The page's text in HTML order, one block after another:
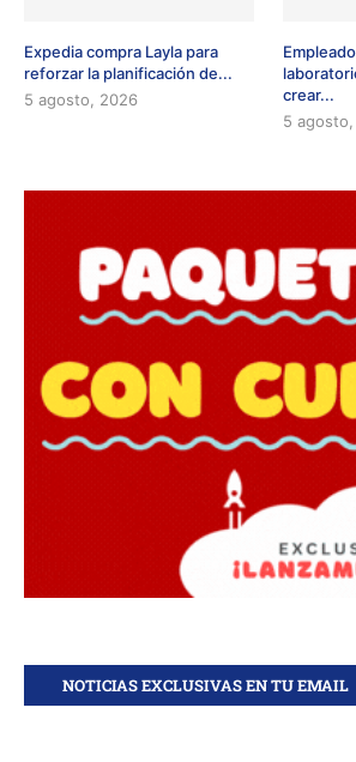
Expedia compra Layla para
reforzar la planificación de...
5 agosto, 2026
crear...
5
NOTICIAS EXCLUSIVAS EN TU EMAIL